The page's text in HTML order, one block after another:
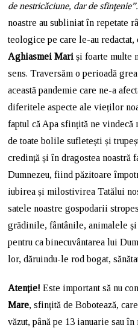
de nestricăciune, dar de
noastre au subliniat în repetate
teologice pe care le-au
Aghiasmei Mariși foarte multe
sens. Traversăm o perioadă
această pandemie care ne-a
diferitele aspecte ale vieților
faptul că Apa sfințită ne vindecă
de toate bolile sufletești și
credință și în dragostea noastră
Dumnezeu, fiind păzitoare
iubirea și milostivirea Tatălui
satele noastre gospodarii
grădinile, fântânile, animalele și
pentru ca binecuvântarea lui
lor, dăruindu-le rod bogat,
Atenție! Este important să nu
Mare, sfințită de Bobotează,
văzut, până pe 13 ianuarie sau